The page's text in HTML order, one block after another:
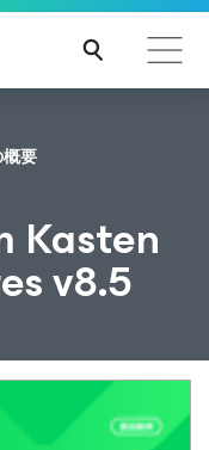
って影響を受け
イダンス
要
Kasten
v8.5